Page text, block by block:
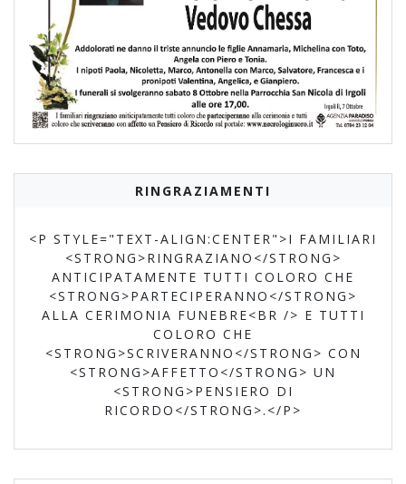
RINGRAZIAMENTI
<P STYLE="TEXT-ALIGN:CENTER">I FAMILIARI
<STRONG>RINGRAZIANO</STRONG>
ANTICIPATAMENTE TUTTI COLORO CHE
<STRONG>PARTECIPERANNO</STRONG>
ALLA CERIMONIA FUNEBRE<BR /> E TUTTI
COLORO CHE
<STRONG>SCRIVERANNO</STRONG> CON
<STRONG>AFFETTO</STRONG> UN
<STRONG>PENSIERO DI
RICORDO</STRONG>.</P>